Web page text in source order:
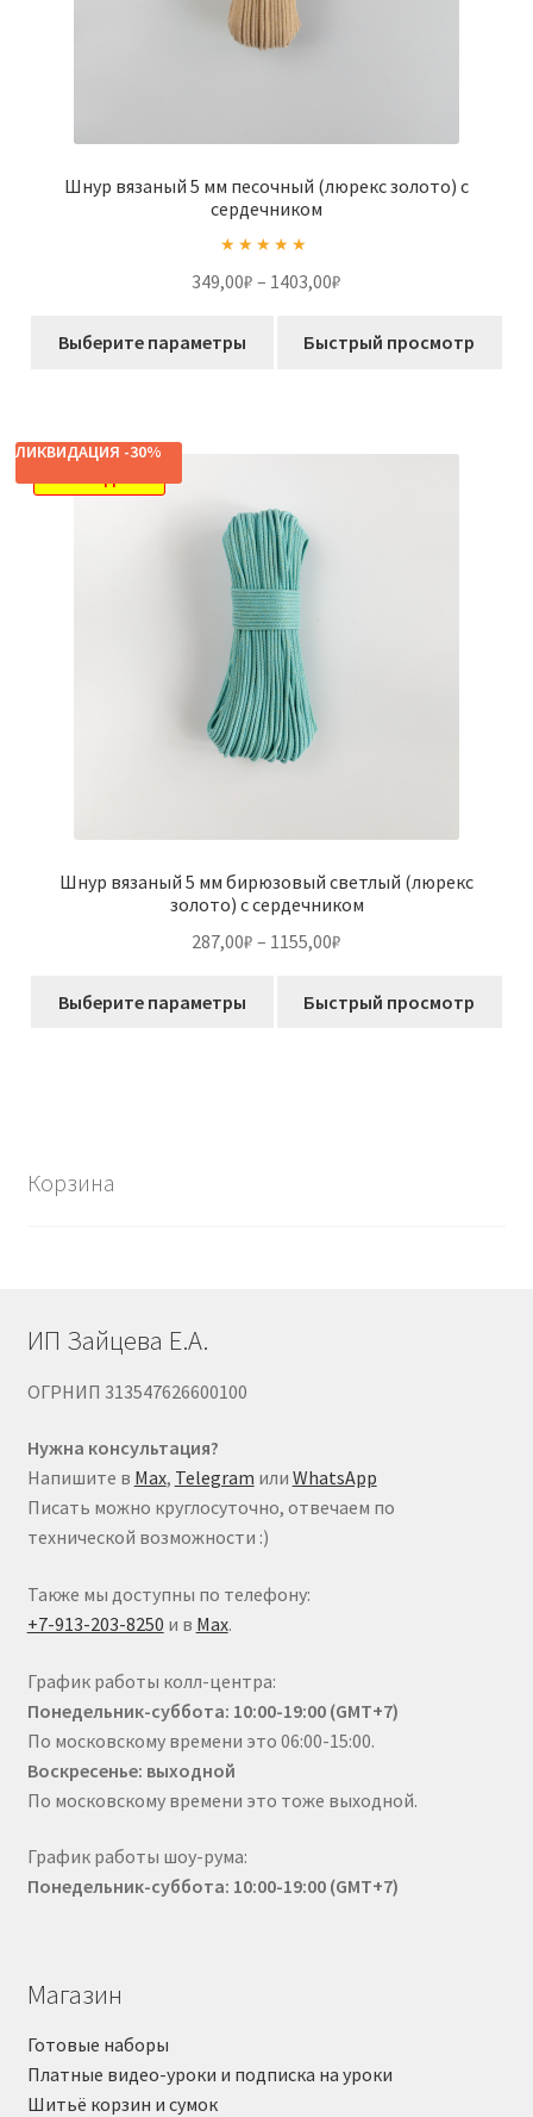
Шнур вязаный 5 мм песочный (люрекс золото) с
сердечником
349,00₽ – 1403,00₽
349,00₽
Выберите параметры
можно
выбрать
на
странице
товара.
Быстрый просмотр
ЛИКВИДАЦИЯ -30%
Шнур вязаный 5 мм бирюзовый светлый (люрекс
золото) с сердечником
287,00₽ – 1155,00₽
287,00₽
Выберите параметры Быстрый просмотр
Корзина
ИП Зайцева Е.А.
ОГРНИП 313547626600100
Нужна консультация?
Напишите в Max, Telegram или WhatsApp
Писать можно круглосуточно, отвечаем по
технической возможности :)
Также мы доступны по телефону:
+7-913-203-8250 и в Max.
График работы колл-центра:
Понедельник-суббота: 10:00-19:00 (GMT+7)
По московскому времени это 06:00-15:00.
Воскресенье: выходной
По московскому времени это тоже выходной.
График работы шоу-рума:
Понедельник-суббота: 10:00-19:00 (GMT+7)
Магазин
Готовые наборы
Платные видео-уроки и подписка на уроки
Шитьё корзин и сумок